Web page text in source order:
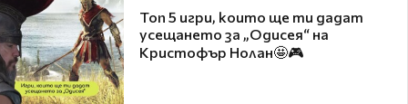
Топ 5 игри, които ще ти дадат
усещането за „Одисея“ на
Кристофър Нолан🤩🎮